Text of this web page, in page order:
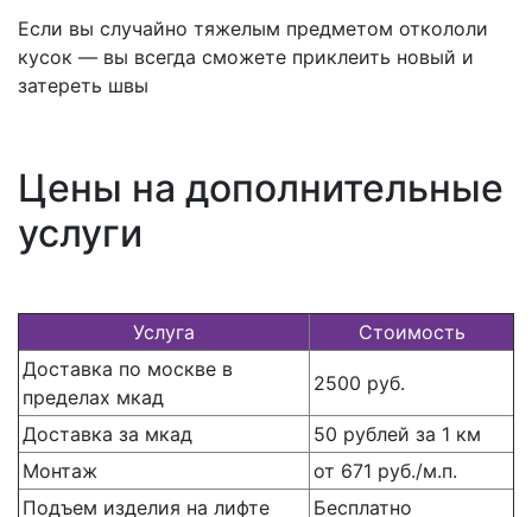
Если вы случайно тяжелым предметом откололи
кусок — вы всегда сможете приклеить новый и
затереть швы
Цены на дополнительные
услуги
Услуга
Стоимость
Доставка по москве в
пределах мкад
2500 руб.
Доставка за мкад
50 рублей за 1 км
Монтаж
от 671 руб./м.п.
Подъем изделия на лифте
Бесплатно